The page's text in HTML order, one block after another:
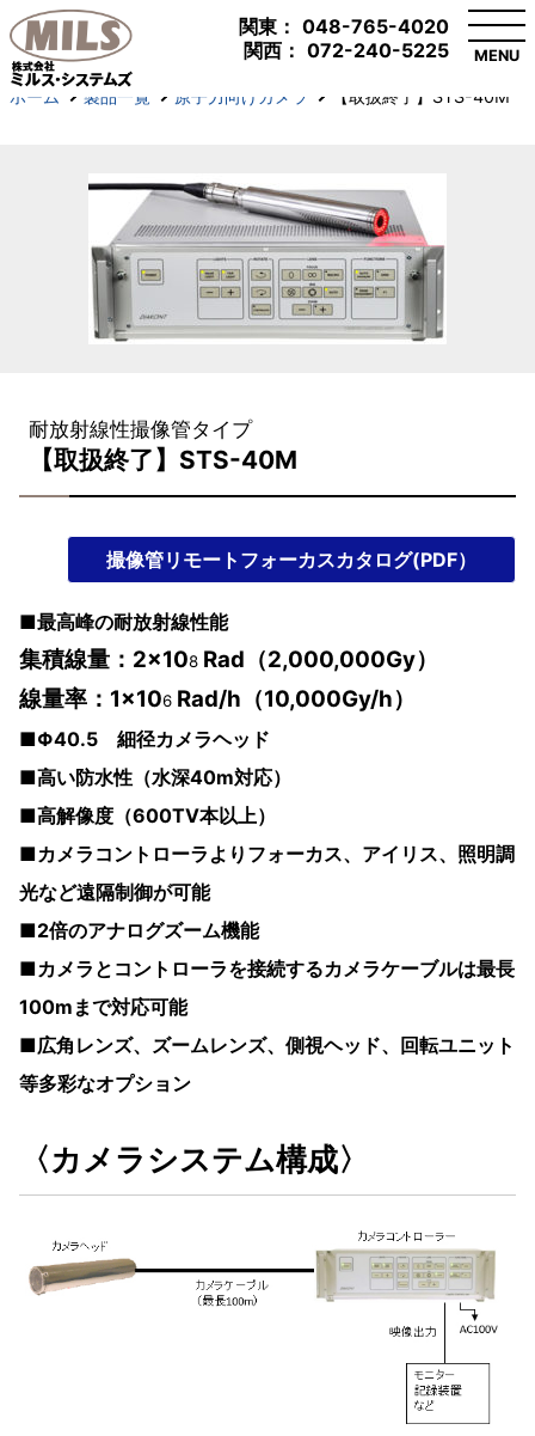
関東： 048-765-4020
関西： 072-240-5225 MENU
ホーム 製品一覧 原子力向けカメラ 【取扱終了】STS-40M
耐放射線性撮像管タイプ
【取扱終了】STS-40M
撮像管リモートフォーカスカタログ(PDF）
■最高峰の耐放射線性能
集積線量：2×108 Rad（2,000,000Gy）
線量率：1×106 Rad/h（10,000Gy/h）
■Φ40.5 細径カメラヘッド
■高い防水性（水深40m対応）
■高解像度（600TV本以上）
■カメラコントローラよりフォーカス、アイリス、照明調
光など遠隔制御が可能
■2倍のアナログズーム機能
■カメラとコントローラを接続するカメラケーブルは最長
100mまで対応可能
■広角レンズ、ズームレンズ、側視ヘッド、回転ユニット
等多彩なオプション
〈カメラシステム構成〉